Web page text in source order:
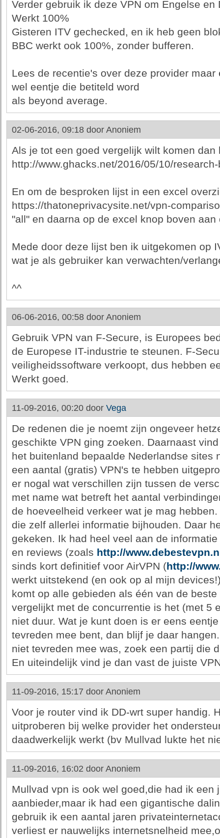
Verder gebruik ik deze VPN om Engelse en
Werkt 100%
Gisteren ITV gechecked, en ik heb geen
BBC werkt ook 100%, zonder bufferen.
Lees de recentie's over deze provider
wel eentje die betiteld word
als beyond average.
02-06-2016, 09:18 door Anoniem
Als je tot een goed vergelijk wilt komen
http://www.ghacks.net/2016/05/10/
En om de besproken lijst in een excel
https://thatoneprivacysite.net/vpn-
"all" en daarna op de excel knop boven aan
Mede door deze lijst ben ik uitgekomen op
wat je als gebruiker kan verwachten/
^^
06-06-2016, 00:58 door Anoniem
Gebruik VPN van F-Secure, is Europees
de Europese IT-industrie te steunen. F-
veiligheidssoftware verkoopt, dus hebben
Werkt goed.
11-09-2016, 00:20 door Vega
De redenen die je noemt zijn ongeveer
geschikte VPN ging zoeken. Daarnaast
het buitenland bepaalde Nederlandse sites
een aantal (gratis) VPN's te hebben
er nogal wat verschillen zijn tussen de
met name wat betreft het aantal
de hoeveelheid verkeer wat je mag
die zelf allerlei informatie bijhouden. Daar
gekeken. Ik had heel veel aan de
en reviews (zoals http://
sinds kort definitief voor AirVPN (http://
werkt uitstekend (en ook op al mijn
komt op alle gebieden als één van de
vergelijkt met de concurrentie is het (met 5
niet duur. Wat je kunt doen is er eens
tevreden mee bent, dan blijf je daar
niet tevreden mee was, zoek een partij die
En uiteindelijk vind je dan vast de juiste
11-09-2016, 15:17 door Anoniem
Voor je router vind ik DD-wrt super handig.
uitproberen bij welke provider het
daadwerkelijk werkt (bv Mullvad lukte het
11-09-2016, 16:02 door Anoniem
Mullvad vpn is ook wel goed,die had ik een
aanbieder,maar ik had een gigantische
gebruik ik een aantal jaren
verliest er nauwelijks internetsnelheid